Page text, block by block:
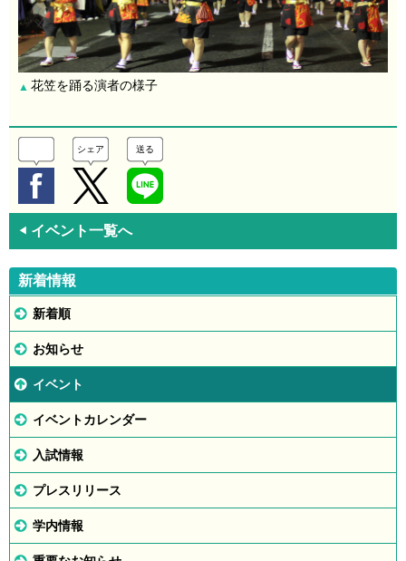
▲ 花笠を踊る演者の様子
シェア 送る
◀ イベント一覧へ
新着情報
新着順
お知らせ
イベント
イベントカレンダー
入試情報
プレスリリース
学内情報